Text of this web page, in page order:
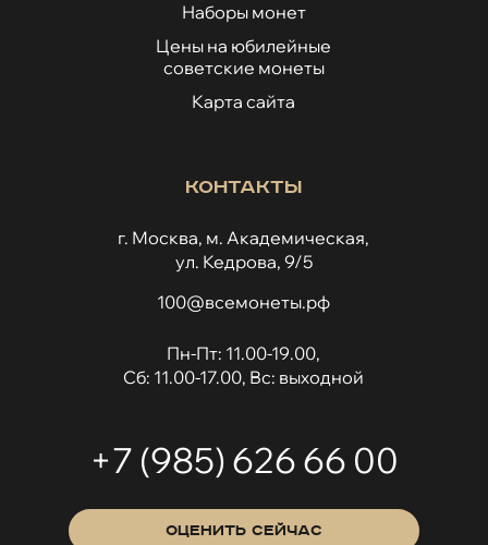
Наборы монет
Цены на юбилейные
советские монеты
Карта сайта
Контакты
г. Москва, м. Академическая,
ул. Кедрова, 9/5
100@всемонеты.рф
Пн-Пт: 11.00-19.00,
Сб: 11.00-17.00, Вс: выходной
+7 (985) 626 66 00
ОЦЕНИТЬ СЕЙЧАС